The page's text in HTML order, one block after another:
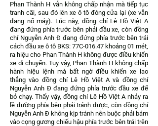
Phan Thành H vẫn không chấp nhận mà tiếp tục
tranh cãi, sau đó lên xe ô tô đóng cửa lại (xe vẫn
đang nổ máy). Lúc này, đồng chí Lê Hồ Việt A
đang đứng phía trước bên phải đầu xe, còn đồng
chí Nguyễn Anh Đ đang đứng phía trước bên trái
cách đầu xe ô tô BKS: 77C-016.47 khoảng 01 mét,
ra hiệu cho Phan Thành H không được điều khiển
xe di chuyển. Tuy vậy, Phan Thành H không chấp
hành hiệu lệnh mà bất ngờ điều khiển xe lao
thẳng vào đồng chí Lê Hồ Việt A và đồng chí
Nguyễn Anh Đ đang đứng phía trước đầu xe để
bỏ chạy. Thấy vậy, đồng chí Lê Hồ Việt A nhảy ra
lề đường phía bên phải tránh được, còn đồng chí
Nguyễn Anh Đ không kịp tránh nên buộc phải bám
vào cọng gương chiếu hậu phía trước bên trái trên